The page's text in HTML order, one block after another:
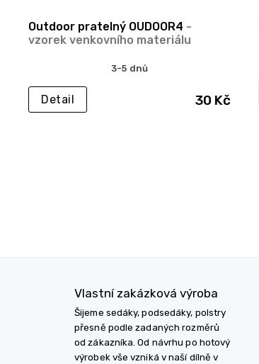
Outdoor pratelný OUDOOR4 -
vzorek venkovního materiálu
3-5 dnů
30 Kč
Detail
Vlastní zakázková výroba
Šijeme sedáky, podsedáky, polstry
přesně podle zadaných rozměrů
od zákazníka. Od návrhu po hotový
výrobek vše vzniká v naší dílně v